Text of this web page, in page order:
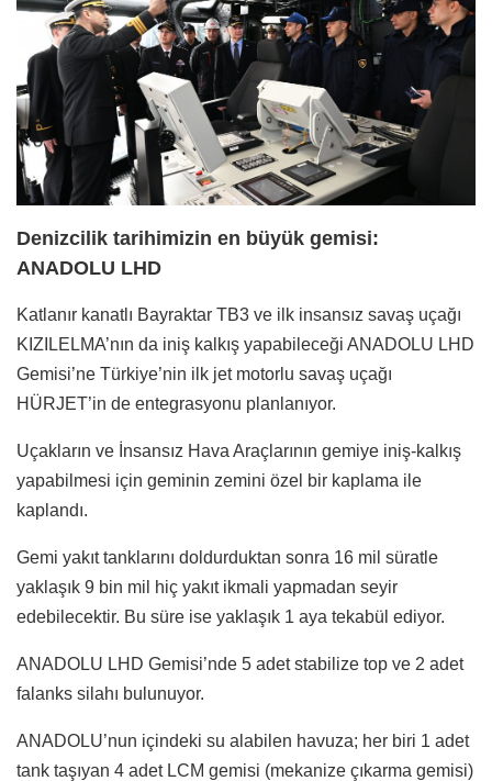
Denizcilik tarihimizin en büyük gemisi:
ANADOLU LHD
Katlanır kanatlı Bayraktar TB3 ve ilk insansız savaş uçağı
KIZILELMA’nın da iniş kalkış yapabileceği ANADOLU LHD
Gemisi’ne Türkiye’nin ilk jet motorlu savaş uçağı
HÜRJET’in de entegrasyonu planlanıyor.
Uçakların ve İnsansız Hava Araçlarının gemiye iniş-kalkış
yapabilmesi için geminin zemini özel bir kaplama ile
kaplandı.
Gemi yakıt tanklarını doldurduktan sonra 16 mil süratle
yaklaşık 9 bin mil hiç yakıt ikmali yapmadan seyir
edebilecektir. Bu süre ise yaklaşık 1 aya tekabül ediyor.
ANADOLU LHD Gemisi’nde 5 adet stabilize top ve 2 adet
falanks silahı bulunuyor.
ANADOLU’nun içindeki su alabilen havuza; her biri 1 adet
tank taşıyan 4 adet LCM gemisi (mekanize çıkarma gemisi)